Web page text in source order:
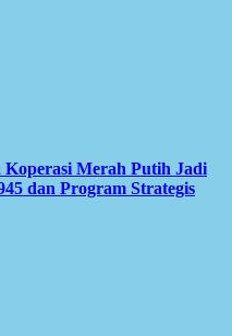
Merah Putih Jadi
dan Program Strategis